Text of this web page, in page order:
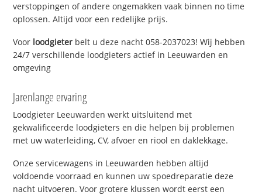
verstoppingen of andere ongemakken vaak binnen no time
oplossen. Altijd voor een redelijke prijs.
Voor loodgieter belt u deze nacht 058-2037023! Wij hebben
24/7 verschillende loodgieters actief in Leeuwarden en
omgeving
Jarenlange ervaring
Loodgieter Leeuwarden werkt uitsluitend met
gekwalificeerde loodgieters en die helpen bij problemen
met uw waterleiding, CV, afvoer en riool en daklekkage.
Onze servicewagens in Leeuwarden hebben altijd
voldoende voorraad en kunnen uw spoedreparatie deze
nacht uitvoeren. Voor grotere klussen wordt eerst een